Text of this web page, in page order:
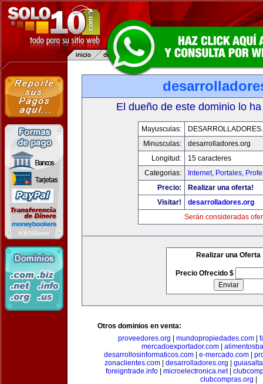
El dueño de este dominio lo
Mayusculas:
Minusculas:
desarrolladores.org
Longitud:
15 caracteres
Categorias:
Internet, Portales,
Precio:
Realizar una oferta!
Visitar!
desarrolladores.org
Serán consideradas
Realizar una Oferta
Precio Ofrecido $
Otros dominios en venta:
proveedores.org
mundopropiedades.com|
mercadoexportador.com|
desarrollosinformaticos.com| e-mercado.com|
zonaclientes.com| desarrolladores.org
foreigntrade.info
microelectronica.net|
clubcompras.org